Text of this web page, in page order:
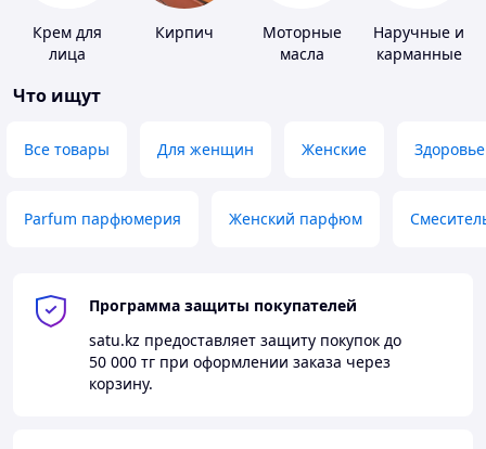
Крем для
лица
Кирпич
Моторные
масла
Наручные и
карманные
Что ищут
Все товары Для женщин Женские Здоровье
Parfum парфюмерия Женский парфюм
Программа защиты покупателей
satu.kz предоставляет защиту покупок до
50 000 тг при оформлении заказа через
корзину.